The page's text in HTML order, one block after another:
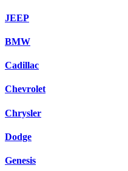
JEEP
BMW
Cadillac
Chevrolet
Chrysler
Dodge
Genesis